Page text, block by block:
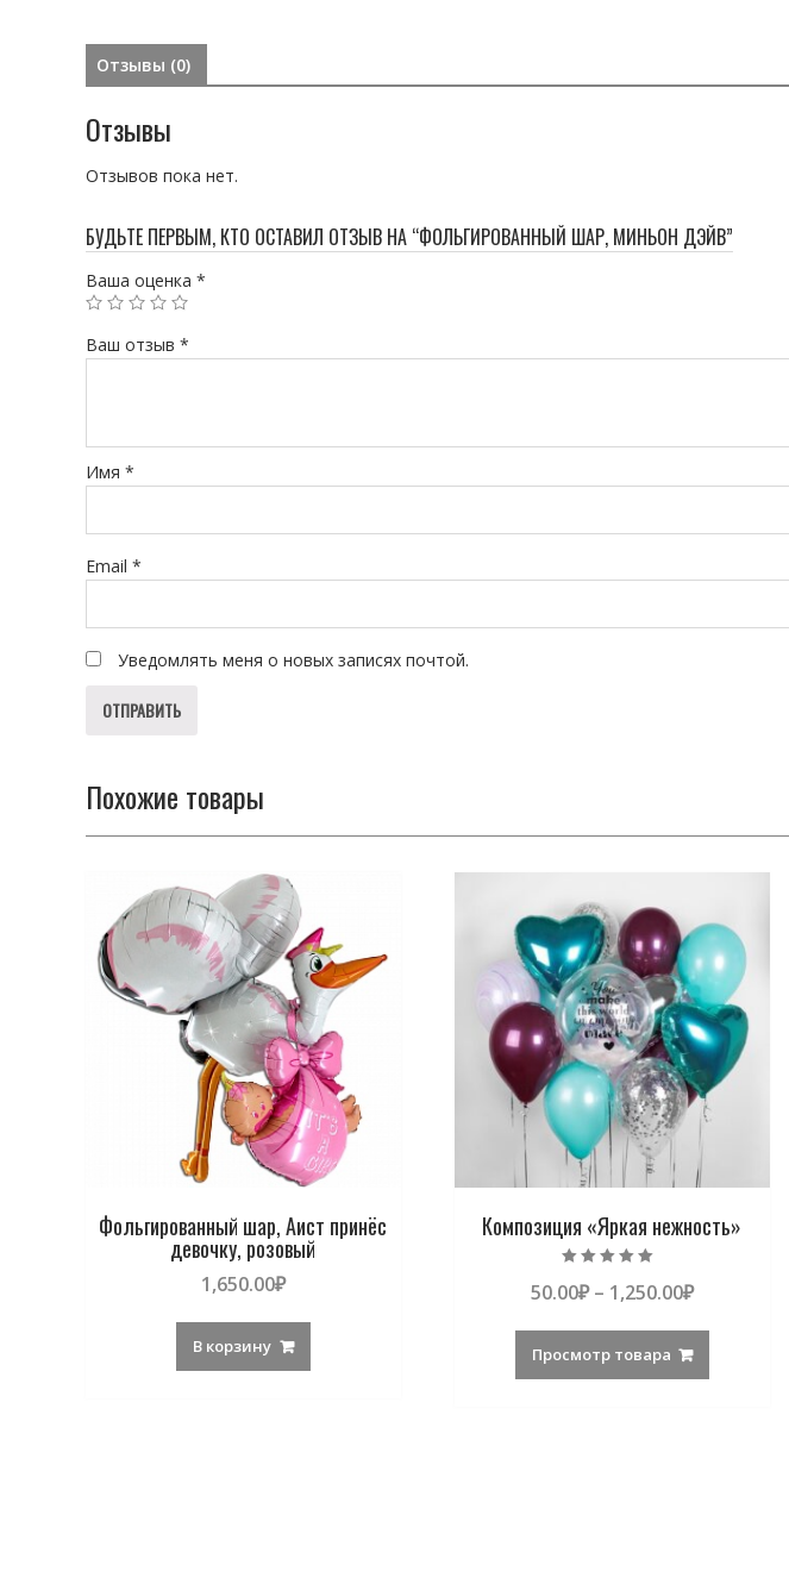
Отзывы (0)
Отзывы
Отзывов пока нет.
БУДЬТЕ ПЕРВЫМ, КТО ОСТАВИЛ ОТЗЫВ НА “ФОЛЬГИРОВАННЫЙ ШАР, МИНЬОН ДЭЙВ”
Ваша оценка *
Ваш отзыв *
Имя *
Email *
Уведомлять меня о новых записях почтой.
Похожие товары
Фольгированный шар, Аист принёс
девочку, розовый
1,650.00₽
В корзину
Композиция «Яркая нежность»
5.00
из 5
50.00₽– 1,250.00₽
Просмотр товара